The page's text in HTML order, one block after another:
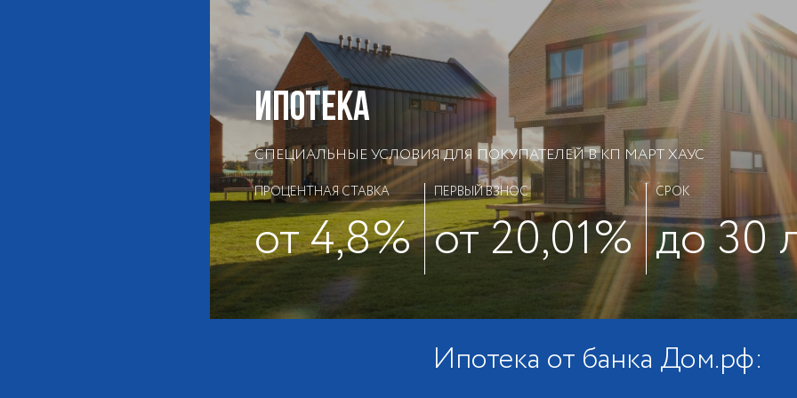
ИПОТЕКА
СПЕЦИАЛЬНЫЕ УСЛОВИЯ ДЛЯ ПОКУПАТЕЛЕЙ В КП МАРТ ХАУС
ПРОЦЕНТНАЯ СТАВКА
от 4,8%
ПЕРВЫЙ ВЗНОС
от 20,01%
СРОК
до 30
Ипотека от банка Дом.рф: